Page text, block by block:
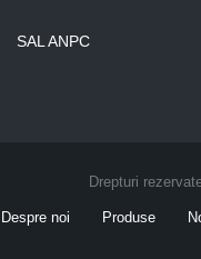
SAL ANPC
Drepturi
Despre noi Produse